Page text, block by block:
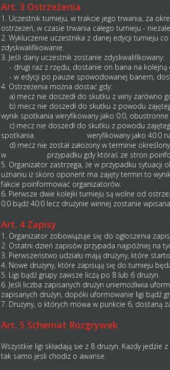
Art. 3 Ostrzeżenia
1. Uczestnik turnieju, w trakcie jego trwania, za
ostrzeżeń, w czasie trwania całego turnieju -
2. Wykluczenie uczestnika z danej edycji turnieju
zdyskwalifikowanie.
3. Jeśli dany uczestnik zostanie zdyskwalifikowany:
- drugi raz z rzędu, dostanie on bana na kolejną
- w edycji po pauzie spowodowanej banem,
4. Ostrzeżenia można dostać gdy:
a) mecz nie doszedł do skutku z winy zarówno
b) mecz nie doszedł do skutku z powodu
wynik spotkania weryfikowany jako 0:0,
c) mecz nie doszedł do skutku z powodu
spotkania weryfikowany jako 40:0 na
d) mecz nie został założony w terminie
w przypadku gdy któraś ze stron
5. Organizator zastrzega, że w przypadku
uznaniu iż skoro oponent ma zajęty termin to
fakcie poinformować organizatorów.
6. Pierwsze dwie kolejki turnieju są wolne od
0:0 bądź 40:0 lecz drużynie winnej zostanie
Art. 4 Zapisy
1. Organizator zobowiązuje się do ogłoszenia
2. Ostatni dzień zapisów przypada najpóźniej na
3. Pierwszeństwo udziału mają drużyny, które
4. Nowe drużyny, które zapisują się do turnieju
5. Ligi bądź grupy zawsze liczą po 8 lub 6 drużyn.
6. Jeśli liczba zapisanych drużyn uniemożliwia
zapisanych drużyn, dopóki uformowanie ligi bądź
7. Drużyny, o których mowa w punkcie 6, dostaną
Art. 5 Schemat Rozgrywek
Wszystkie ligi składają sie z 8 drużyn. Każdy
tak samo jesli chodiz o awanse.